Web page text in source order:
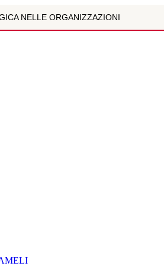
NELLE ORGANIZZAZIONI
VAGANTES PER UN SELVATICO MA...
VAGANTES PER UN SELVATICO MA...